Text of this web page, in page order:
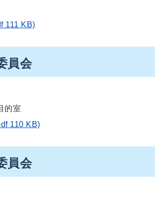
111 KB)
員会
的室
110 KB)
員会